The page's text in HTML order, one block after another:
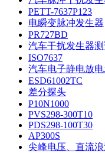
PETT-7637P123
电瞬变脉冲发生器
PR727BD
汽车干扰发生器
ISO7637
汽车电子静电放
ESD61002TC
差分探头
P10N1000
PVS298-300T10
PDS298-100T30
AP300S
尖峰电压、直流